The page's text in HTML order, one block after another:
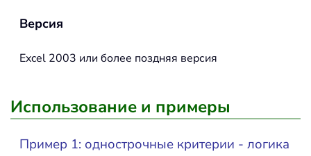
Версия
Excel 2003 или более поздняя версия
Использование и примеры
Пример 1: однострочные критерии - логика